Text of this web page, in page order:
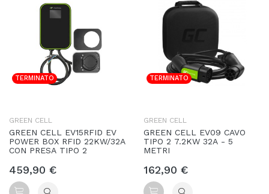
TERMINATO
GREEN CELL
GREEN CELL EV15RFID EV
POWER BOX RFID 22KW/32A
CON PRESA TIPO 2
459,90 €
TERMINATO
GREEN CELL
GREEN CELL EV09 CAVO
TIPO 2 7.2KW 32A - 5
METRI
162,90 €